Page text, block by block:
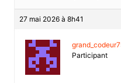
27 mai 2026 à 8h41
Participant